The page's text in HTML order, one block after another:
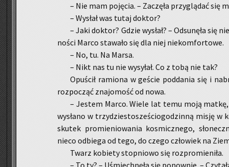
– Nie mam po­ję­cia. – Za­czę­ła przy­glą­dać się
– Wy­słał was tutaj dok­tor?
– Jaki dok­tor? Gdzie wy­słał? – Od­su­nę­ła
no­ści Marco­ sta­wa­ło się dla niej nie­kom­for­to­we.
– No, tu. Na Marsa.
– Nikt nas tu nie wy­sy­łał. Co z tobą nie tak?
Opu­ścił ra­mio­na w ge­ście pod­da­nia się i
roz­po­cząć zna­jo­mość od nowa.
– Je­stem Marco. Wiele lat temu moją
wy­sła­no w trzy­dzie­sto­sze­ściogo­dzin­ną misję w
sku­tek pro­mie­nio­wa­nia ko­smicz­ne­go,
nieco od­bie­ga od tego, do czego czło­wiek na
Twarz ko­bie­ty stop­nio­wo się roz­pro­mie­ni­ła.
– To ty? – Uśmiech­nę­ła się po­now­nie. –